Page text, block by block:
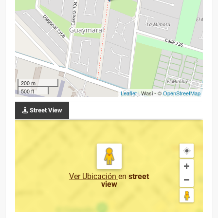
200 m
500 ft
Leaflet| Wasi - ©OpenStreetMap
Street View
Ver Ubicación en street
view